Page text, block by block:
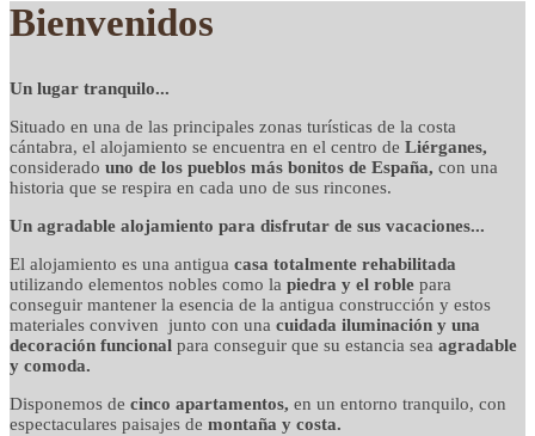
detalles cuidados con
mimo
Bienvenidos
Un lugar tranquilo...
Situado en una de las principales zonas turísticas de la costa
cántabra, el alojamiento se encuentra en el centro de Liérganes,
considerado uno de los pueblos más bonitos de España, con una
historia que se respira en cada uno de sus rincones.
Un agradable alojamiento para disfrutar de sus vacaciones...
El alojamiento es una antigua casa totalmente rehabilitada
utilizando elementos nobles como la piedra y el roble para
conseguir mantener la esencia de la antigua construcción y estos
materiales conviven junto con una cuidada iluminación y una
decoración funcional para conseguir que su estancia sea agradable
y comoda.
Disponemos de cinco apartamentos, en un entorno tranquilo, con
espectaculares paisajes de montaña y costa.